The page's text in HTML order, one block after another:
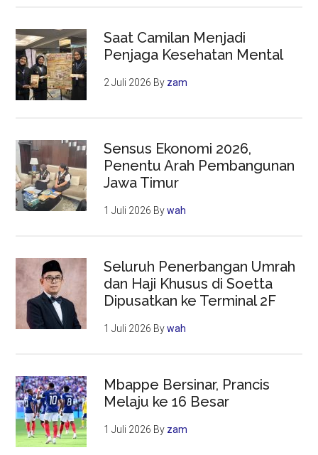
Saat Camilan Menjadi
Penjaga Kesehatan Mental
2 Juli 2026 By zam
Sensus Ekonomi 2026,
Penentu Arah Pembangunan
Jawa Timur
1 Juli 2026 Bywah
Seluruh Penerbangan Umrah
dan Haji Khusus di Soetta
Dipusatkan ke Terminal 2F
1 Juli 2026 Bywah
Mbappe Bersinar, Prancis
Melaju ke 16 Besar
1 Juli 2026 By zam